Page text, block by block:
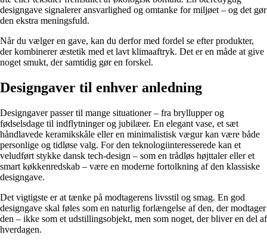
designgave signalerer ansvarlighed og omtanke for miljøet – og det gør
den ekstra meningsfuld.
Når du vælger en gave, kan du derfor med fordel se efter produkter,
der kombinerer æstetik med et lavt klimaaftryk. Det er en måde at give
noget smukt, der samtidig gør en forskel.
Designgaver til enhver anledning
Designgaver passer til mange situationer – fra bryllupper og
fødselsdage til indflytninger og jubilæer. En elegant vase, et sæt
håndlavede keramikskåle eller en minimalistisk vægur kan være både
personlige og tidløse valg. For den teknologiinteresserede kan et
veludført stykke dansk tech-design – som en trådløs højttaler eller et
smart køkkenredskab – være en moderne fortolkning af den klassiske
designgave.
Det vigtigste er at tænke på modtagerens livsstil og smag. En god
designgave skal føles som en naturlig forlængelse af den, der modtager
den – ikke som et udstillingsobjekt, men som noget, der bliver en del af
hverdagen.